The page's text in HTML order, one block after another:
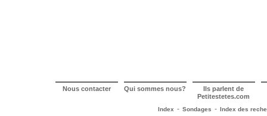
Nous contacter Qui sommes nous? Ils parlent de
Petitestetes.com
Index - Sondages - Index des